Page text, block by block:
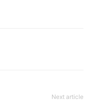
Next article